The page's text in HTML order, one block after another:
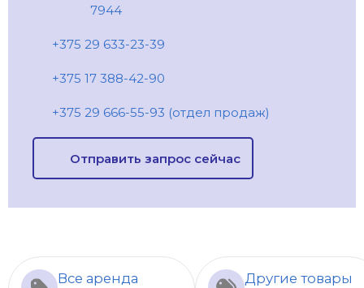
7944
+375 29 633-23-39
+375 17 388-42-90
+375 29 666-55-93 (отдел продаж)
Отправить запрос сейчас
Все аренда
Другие товары